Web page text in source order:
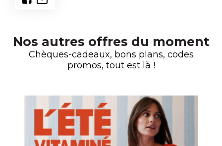
Nos autres offres du moment
Chèques-cadeaux, bons plans, codes
promos, tout est là !